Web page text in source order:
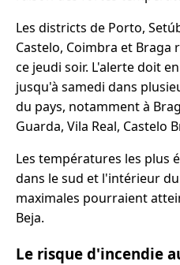
Les districts de Porto,
Castelo, Coimbra et Braga
ce jeudi soir. L'alerte doit
jusqu'à samedi dans
du pays, notamment à
Guarda, Vila Real, Castelo
Les températures les plus
dans le sud et l'intérieur
maximales pourraient
Beja.
Le risque d'incendie